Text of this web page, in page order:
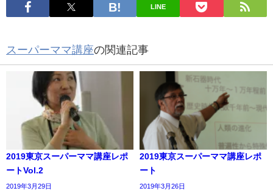
LINE
スーパーママ講座の関連記事
2019東京スーパーママ講座レポ
ートVol.2
2019年3月29日
2019東京スーパーママ講座レポ
ート
2019年3月26日